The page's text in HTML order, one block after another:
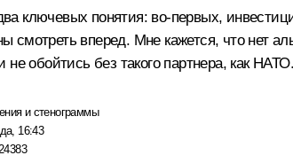
ключевых понятия: во‑первых,
смотреть вперед. Мне кажется, что нет
обойтись без такого партнера, как НАТО.
и стенограммы
16:43